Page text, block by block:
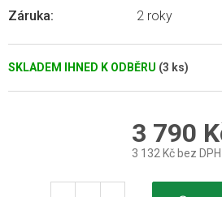
SKLADEM IHNED K ODBĚRU (3 ks)
Záruka: 2 roky
3 790
3 132 Kč bez DPH
cena: